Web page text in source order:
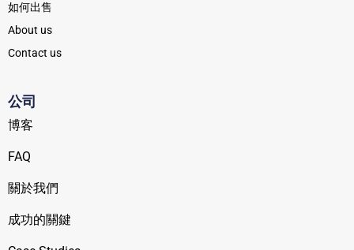
如何出售
About us
Contact us
公司
博客
FAQ
關於我們
成功的關鍵